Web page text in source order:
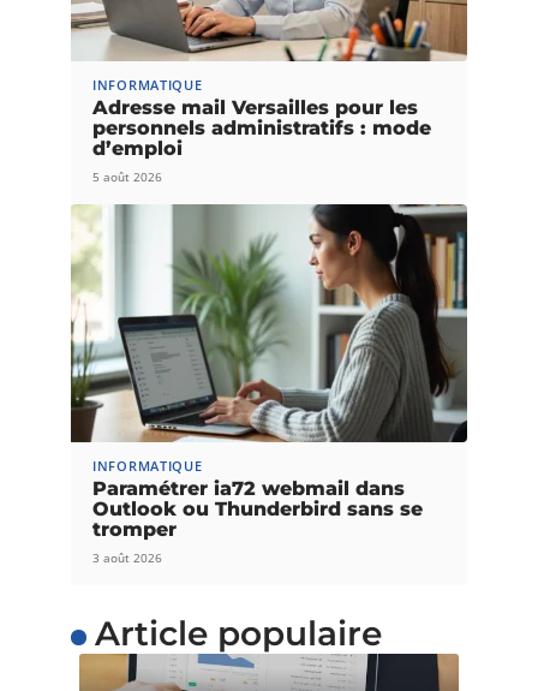
INFORMATIQUE
Adresse mail Versailles pour les
personnels administratifs : mode
d’emploi
5 août 2026
INFORMATIQUE
Paramétrer ia72 webmail dans
Outlook ou Thunderbird sans se
tromper
3 août 2026
Article populaire